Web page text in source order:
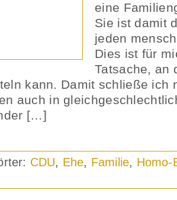
eine
Sie ist damit
jeden
Dies ist für
Tatsache, an
kann. Damit schließe ich
auch in
[…]
CDU, Ehe, Familie, Homo-